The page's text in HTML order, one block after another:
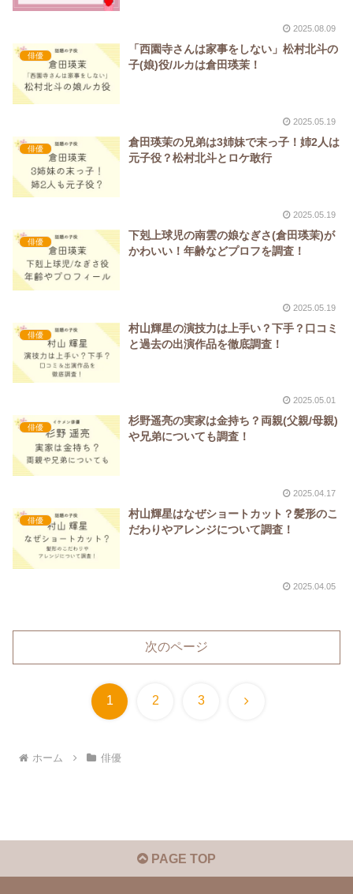
2025.08.09
俳優
「西園寺さんは家事をしない」松村北斗の
子(娘)役/ルカは倉田瑛茉！
2025.05.19
俳優
倉田瑛茉の兄弟は3姉妹で末っ子！姉2人は
元子役？松村北斗とロケ敢行
2025.05.19
俳優
下剋上球児の南雲の娘なぎさ(倉田瑛茉)が
かわいい！年齢などプロフを調査！
2025.05.19
俳優
村山輝星の演技力は上手い？下手？口コミ
と過去の出演作品を徹底調査！
2025.05.01
俳優
杉野遥亮の実家は金持ち？両親(父親/母親)
や兄弟についても調査！
2025.04.17
俳優
村山輝星はなぜショートカット？髪形のこ
だわりやアレンジについて調査！
2025.04.05
次のページ
1 2 3 次
ホーム 俳優
PAGE TOP